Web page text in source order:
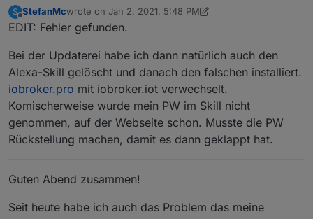
S
Offline
StefanMcwrote on Jan 2, 2021, 5:48 PM
last edited by StefanMcJan 2, 2021, 7:22 PM
EDIT: Fehler gefunden.
Bei der Updaterei habe ich dann natürlich auch den
Alexa-Skill gelöscht und danach den falschen installiert.
iobroker.pro mit iobroker.iot verwechselt.
Komischerweise wurde mein PW im Skill nicht
genommen, auf der Webseite schon. Musste die PW
Rückstellung machen, damit es dann geklappt hat.
Guten Abend zusammen!
Seit heute habe ich auch das Problem das meine